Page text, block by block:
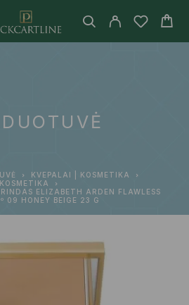
KVEPALAI | KOSMETIKA
KOSMETIKA
ELIZABETH ARDEN FLAWLESS
09 HONEY BEIGE 23 G